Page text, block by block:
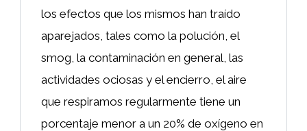
los efectos que los mismos han traído
aparejados, tales como la polución, el
smog, la contaminación en general, las
actividades ociosas y el encierro, el aire
que respiramos regularmente tiene un
porcentaje menor a un 20% de oxígeno en